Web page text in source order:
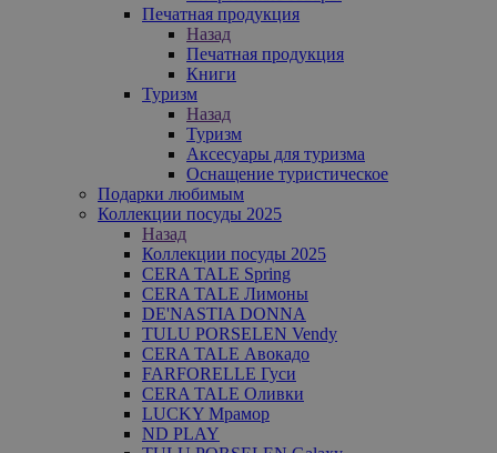
Печатная продукция
Назад
Печатная продукция
Книги
Туризм
Назад
Туризм
Аксесуары для туризма
Оснащение туристическое
Подарки любимым
Коллекции посуды 2025
Назад
Коллекции посуды 2025
CERA TALE Spring
CERA TALE Лимоны
DE'NASTIA DONNA
TULU PORSELEN Vendy
CERA TALE Авокадо
FARFORELLE Гуси
CERA TALE Оливки
LUCKY Мрамор
ND PLAY